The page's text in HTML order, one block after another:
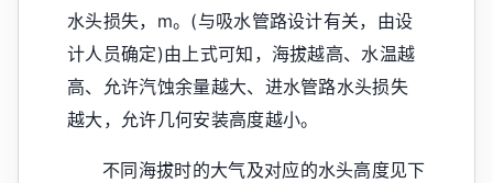
水头损失，m。(与吸水管路设计有关，由设
计人员确定)由上式可知，海拔越高、水温越
高、允许汽蚀余量越大、进水管路水头损失
越大，允许几何安装高度越小。
不同海拔时的大气及对应的水头高度见下